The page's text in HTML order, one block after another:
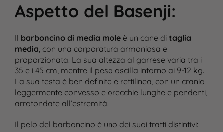
Aspetto del Basenji:
Il barboncino di media moleè un cane di taglia
media, con una corporatura armoniosa e
proporzionata. La sua altezza al garrese varia tra i
35 e i 45 cm, mentre il peso oscilla intorno ai 9-12 kg.
La sua testa è ben definita e rettilinea, con un cranio
leggermente convesso e orecchie lunghe e pendenti,
arrotondate all’estremità​.
Il pelo del barboncino è uno dei suoi tratti distintivi: